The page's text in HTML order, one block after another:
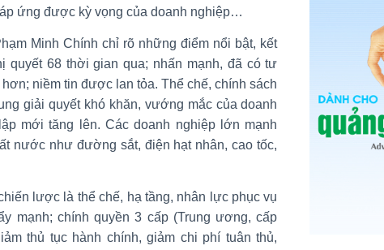
ứng được kỳ vọng của doanh nghiệp…
Minh Chính chỉ rõ những điểm nổi bật, kết
quyết 68 thời gian qua; nhấn mạnh, đã có tư
niềm tin được lan tỏa. Thể chế, chính sách
giải quyết khó khăn, vướng mắc của doanh
mới tăng lên. Các doanh nghiệp lớn mạnh
nước như đường sắt, điện hạt nhân, cao tốc,
lược là thể chế, hạ tầng, nhân lực phục vụ
mạnh; chính quyền 3 cấp (Trung ương, cấp
thủ tục hành chính, giảm chi phí tuân thủ,